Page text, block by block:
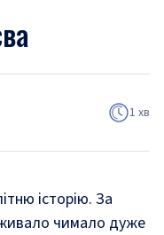
1 хв
історію. За
чимало дуже